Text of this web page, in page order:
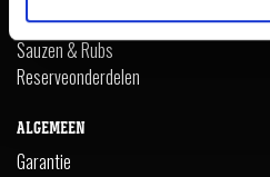
Fanshop
Sauzen & Rubs
Reserveonderdelen
ALGEMEEN
Garantie